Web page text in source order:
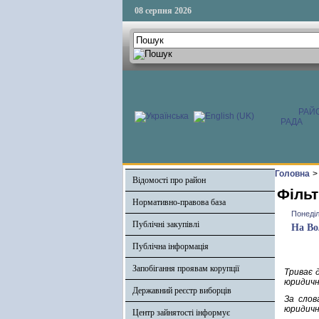
08 серпня 2026
РАДА
Відомості про район
Нормативно-правова база
Публічні закупівлі
Публічна інформація
Запобігання проявам корупції
Державний реєстр виборців
Центр зайнятості інформує
Головна >
На
Триває
За